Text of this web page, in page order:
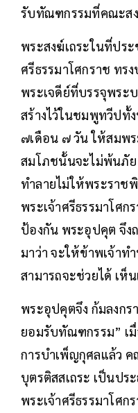
รับทัณฑกรรมที่คณะส
พระสงฆ์เถระในที่ปร
ศรีธรรมาโศกราช ทร
พระเจดีย์ที่บรรจุพระ
สร้างไว้ในชมพูทวีปทั้
๗เดือน ๗ วัน ให้สมพร
สมโภชนั้นจะไม่พ้นภัย
ทำลายไม่ให้พระราช
พระเจ้าศรีธรรมาโศ
ป้องกัน พระอุปคุต จึง
มาว่า จะให้ข้าพเจ้าท
สามารถจะช่วยได้ เห็
พระอุปคุตจึง ก้มลงกร
ยอมรับทัณฑกรรม” เ
การบำเพ็ญกุศลแล้ว
บุตรติสสเถระ เป็นปร
พระเจ้าศรีธรรมาโศ